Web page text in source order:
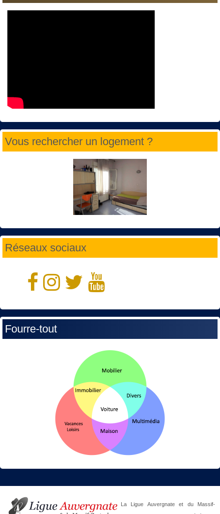
Vous rechercher un logement ?
Réseaux sociaux
Fourre-tout
La Ligue Auvergnate et du Massif-